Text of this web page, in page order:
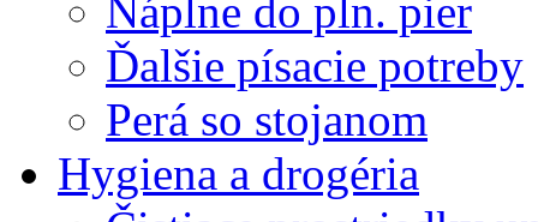
Náplne do pln. pier
Ďalšie písacie potreby
Perá so stojanom
Hygiena a drogéria